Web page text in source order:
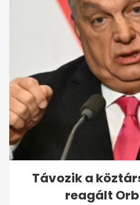
Azonnal
nedvesség
Távozik a
reagált